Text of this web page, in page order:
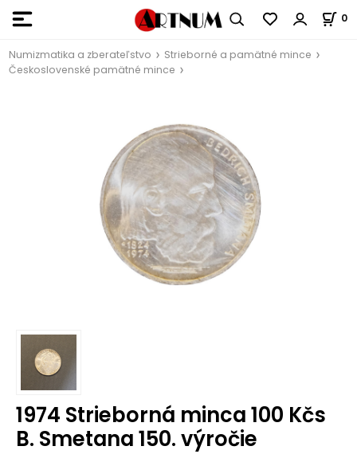
0
Numizmatika a zberateľstvo
Strieborné a pamätné mince
Československé pamätné mince
1974 Strieborná minca 100 Kčs
B. Smetana 150. výročie